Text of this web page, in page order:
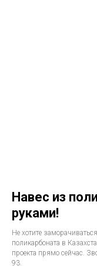
Навес из
руками!
Не хотите
поликарбоната в
проекта прямо сейчас.
93.